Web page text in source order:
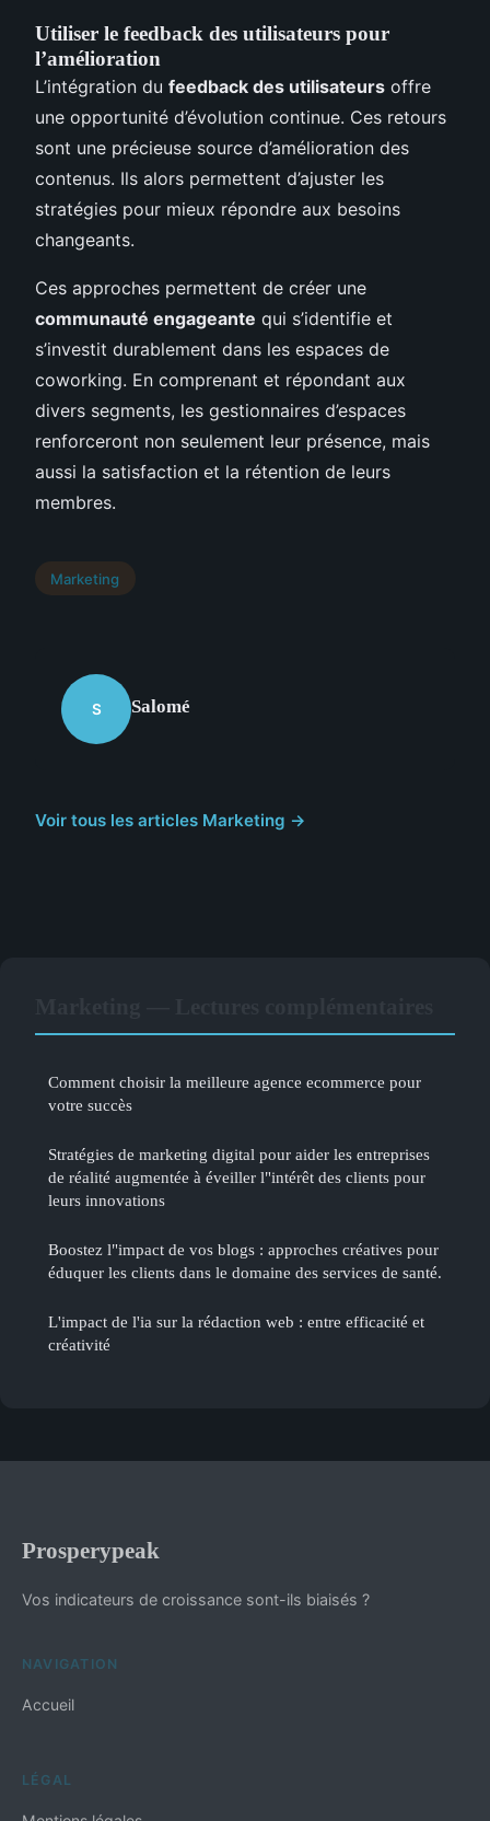
Utiliser le feedback des utilisateurs pour
l’amélioration
L’intégration du feedback des utilisateurs offre
une opportunité d’évolution continue. Ces retours
sont une précieuse source d’amélioration des
contenus. Ils alors permettent d’ajuster les
stratégies pour mieux répondre aux besoins
changeants.
Ces approches permettent de créer une
communauté engageante qui s’identifie et
s’investit durablement dans les espaces de
coworking. En comprenant et répondant aux
divers segments, les gestionnaires d’espaces
renforceront non seulement leur présence, mais
aussi la satisfaction et la rétention de leurs
membres.
Marketing
S Salomé
Voir tous les articles Marketing →
Comment choisir la meilleure agence ecommerce pour
votre succès
Stratégies de marketing digital pour aider les entreprises
de réalité augmentée à éveiller l"intérêt des clients pour
leurs innovations
Boostez l"impact de vos blogs : approches créatives pour
éduquer les clients dans le domaine des services de santé.
L'impact de l'ia sur la rédaction web : entre efficacité et
créativité
Prosperypeak
Vos indicateurs de croissance sont-ils biaisés ?
NAVIGATION
Accueil
LÉGAL